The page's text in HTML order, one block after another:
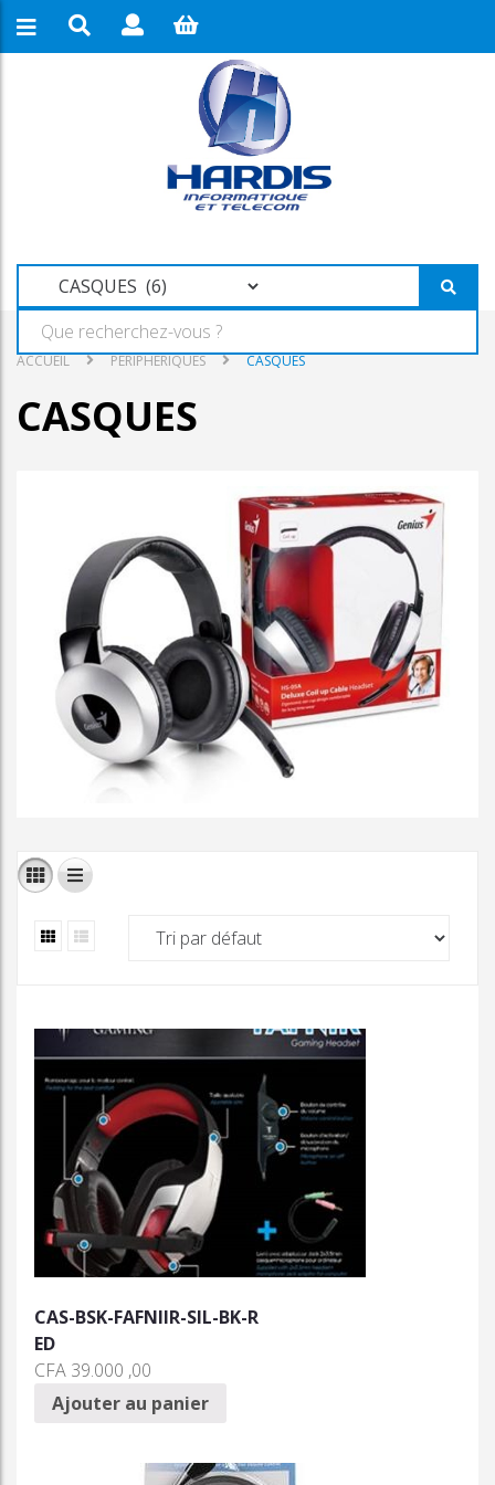
ACCUEIL PERIPHERIQUES CASQUES
CASQUES
CAS-BSK-FAFNIIR-SIL-BK-R
ED
CFA 39.000 ,00
Ajouter au panier